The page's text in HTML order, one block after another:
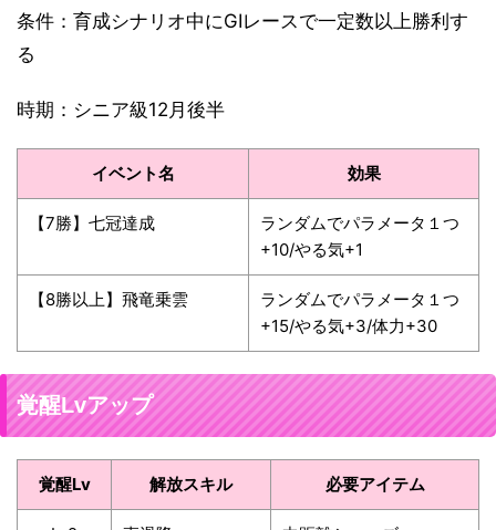
条件：育成シナリオ中にGⅠレースで一定数以上勝利す
る
時期：シニア級12月後半
イベント名 効果
【7勝】七冠達成
ランダムでパラメータ１つ
+10/やる気+1
【8勝以上】飛竜乗雲
ランダムでパラメータ１つ
+15/やる気+3/体力+30
覚醒Lvアップ
覚醒Lv 解放スキル 必要アイテム